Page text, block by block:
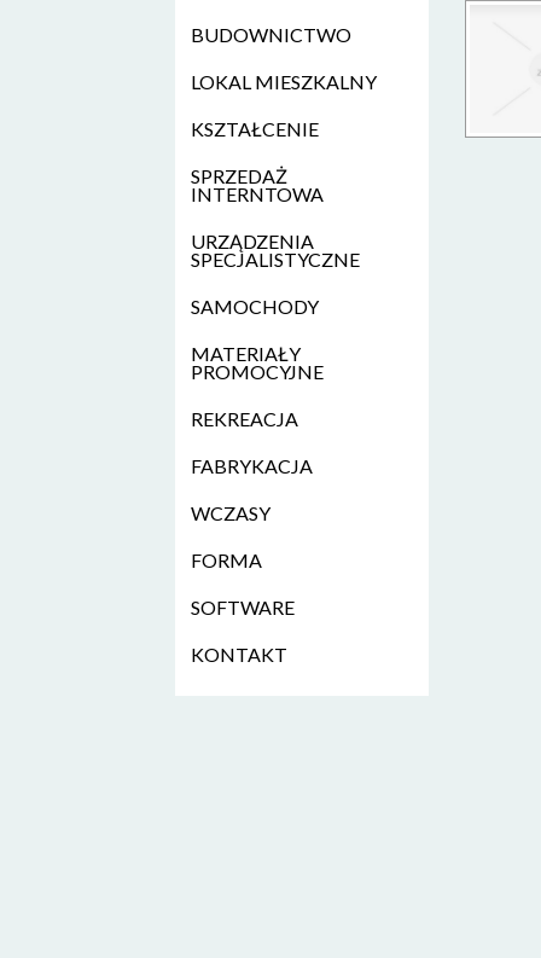
BUDOWNICTWO
LOKAL MIESZKALNY
KSZTAŁCENIE
SPRZEDAŻ
INTERNTOWA
URZĄDZENIA
SPECJALISTYCZNE
SAMOCHODY
MATERIAŁY
PROMOCYJNE
REKREACJA
FABRYKACJA
WCZASY
FORMA
SOFTWARE
KONTAKT